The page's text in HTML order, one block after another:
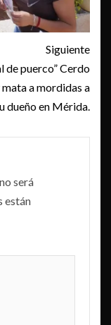
Siguiente
de puerco” Cerdo
a mordidas a
dueño en Mérida.
será
están